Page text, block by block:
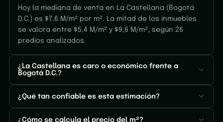
Hoy la mediana de venta en La Castellana (Bogotá
D.C.) es $7,6 M/m² por m². La mitad de los inmuebles
se valora entre $5,4 M/m² y $9,6 M/m², según 26
predios analizados.
¿La Castellana es caro o económico frente a
Bogotá D.C.?
¿Qué tan confiable es esta estimación?
¿Cómo se calcula el precio del m²?